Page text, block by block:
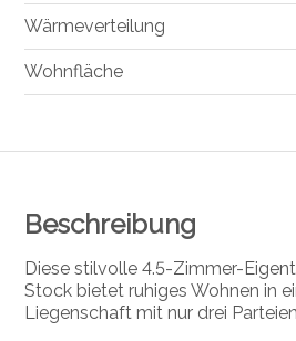
Beschreibung
Diese stilvolle 4.5-Zimmer-
Stock bietet ruhiges Wohnen in
Liegenschaft mit nur drei
Wärmeverteilung
Wohnfläche